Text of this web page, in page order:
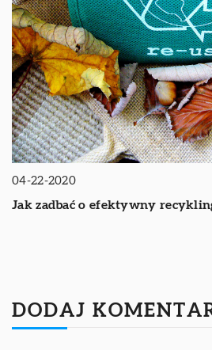
04-22-2020
Jak zadbać o efektywny
DODAJ